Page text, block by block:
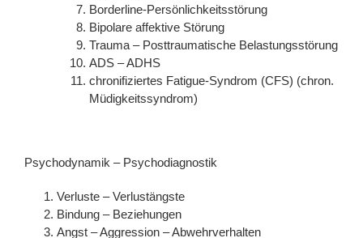
Borderline-Persönlichkeitsstörung
Bipolare affektive Störung
Trauma – Posttraumatische Belastungsstörung
ADS – ADHS
chronifiziertes Fatigue-Syndrom (CFS) (chron.
Müdigkeitssyndrom)
Psychodynamik – Psychodiagnostik
Verluste – Verlustängste
Bindung – Beziehungen
Angst – Aggression – Abwehrverhalten